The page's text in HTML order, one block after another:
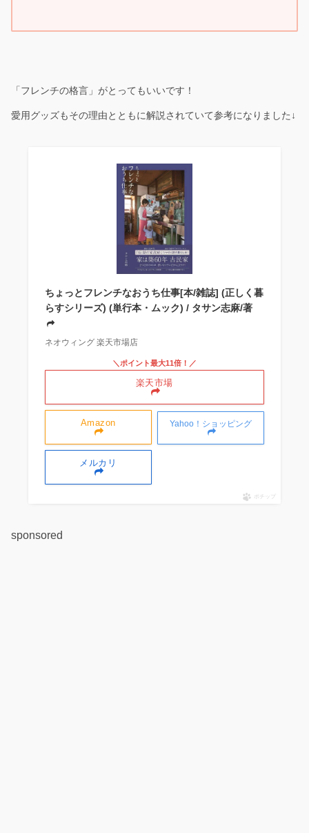
「フレンチの格言」がとってもいいです！
愛用グッズもその理由とともに解説されていて参考になりました↓
ちょっとフレンチなおうち仕事[本/雑誌] (正しく暮
らすシリーズ) (単行本・ムック) / タサン志麻/著
ネオウィング 楽天市場店
Amazon
＼ポイント最大11倍！／
楽天市場
Yahoo！ショッピング
メルカリ
ポチップ
sponsored